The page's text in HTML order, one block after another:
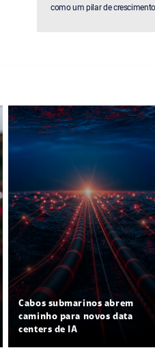
como um pilar de
Cabos submarinos abrem
caminho para novos data
centers de IA